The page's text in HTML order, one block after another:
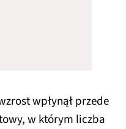
wpłynął przede
w którym liczba